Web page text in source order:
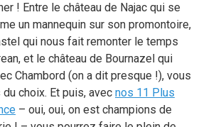
! Entre le château de Najac qui se
un mannequin sur son promontoire,
qui nous fait remonter le temps
et le château de Bournazel qui
Chambord (on a dit presque !), vous
du choix. Et puis, avec nos 11 Plus
– oui, oui, on est champions de